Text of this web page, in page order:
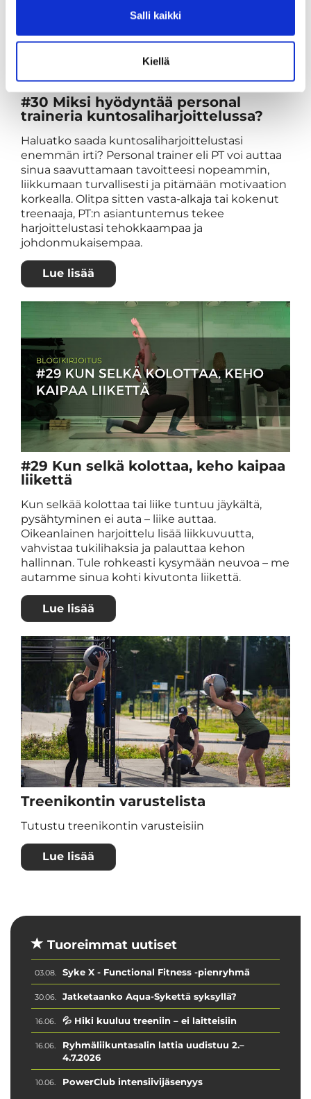
Salli kaikki
Kiellä
#30 Miksi hyödyntää personal
traineria kuntosaliharjoittelussa?
Haluatko saada kuntosaliharjoittelustasi
enemmän irti? Personal trainer eli PT voi auttaa
sinua saavuttamaan tavoitteesi nopeammin,
liikkumaan turvallisesti ja pitämään motivaation
korkealla. Olitpa sitten vasta-alkaja tai kokenut
treenaaja, PT:n asiantuntemus tekee
harjoittelustasi tehokkaampaa ja
johdonmukaisempaa.
Lue lisää
#29 Kun selkä kolottaa, keho kaipaa
liikettä
Kun selkää kolottaa tai liike tuntuu jäykältä,
pysähtyminen ei auta – liike auttaa.
Oikeanlainen harjoittelu lisää liikkuvuutta,
vahvistaa tukilihaksia ja palauttaa kehon
hallinnan. Tule rohkeasti kysymään neuvoa – me
autamme sinua kohti kivutonta liikettä.
Lue lisää
Treenikontin varustelista
Tutustu treenikontin varusteisiin
Lue lisää
Tuoreimmat uutiset
03.08. Syke X - Functional Fitness -pienryhmä
30.06. Jatketaanko Aqua-Sykettä syksyllä?
16.06. 💦 Hiki kuuluu treeniin – ei laitteisiin
16.06.
Ryhmäliikuntasalin lattia uudistuu 2.–
4.7.2026
10.06. PowerClub intensiivijäsenyys